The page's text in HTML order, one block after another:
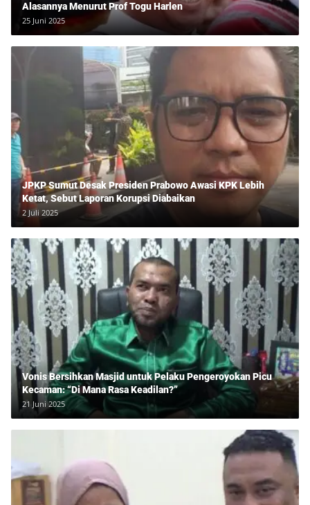
Alasannya Menurut Prof Togu Harlen
25 Juni 2025
JPKP Sumut Desak Presiden Prabowo Awasi KPK Lebih
Ketat, Sebut Laporan Korupsi Diabaikan
2 Juli 2025
Vonis Bersihkan Masjid untuk Pelaku Pengeroyokan Picu
Kecaman: “Di Mana Rasa Keadilan?”
21 Juni 2025